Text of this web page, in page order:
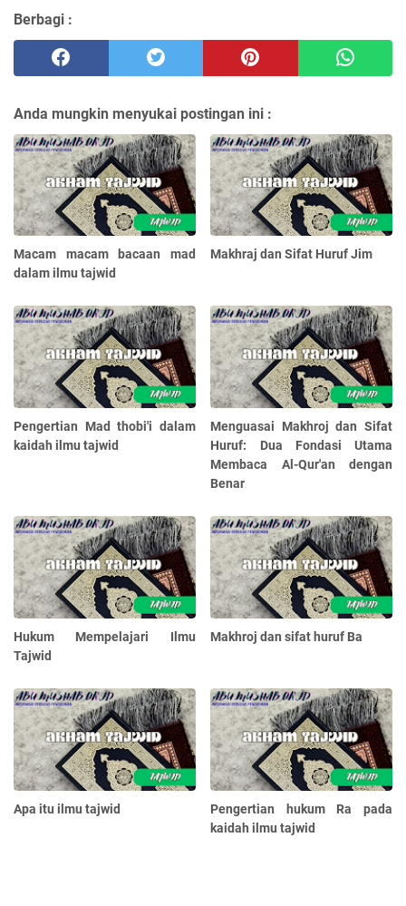
Berbagi :
Anda mungkin menyukai postingan ini :
Macam macam bacaan mad
dalam ilmu tajwid
Makhraj dan Sifat Huruf Jim
Pengertian Mad thobi'i dalam
kaidah ilmu tajwid
Menguasai Makhroj dan Sifat
Huruf: Dua Fondasi Utama
Membaca Al-Qur'an dengan
Benar
Hukum Mempelajari Ilmu
Tajwid
Makhroj dan sifat huruf Ba
Apa itu ilmu tajwid
Pengertian hukum Ra pada
kaidah ilmu tajwid